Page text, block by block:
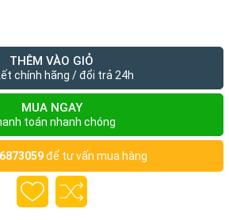
THÊM VÀO GIỎ
chính hãng / đổi trả 24h
MUA NGAY
toán nhanh chóng
để tư vấn mua hàng